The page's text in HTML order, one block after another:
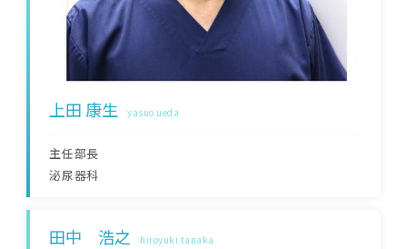
上田 康生 yasuo ueda
主任部長
泌尿器科
田中 浩之 hiroyuki tanaka